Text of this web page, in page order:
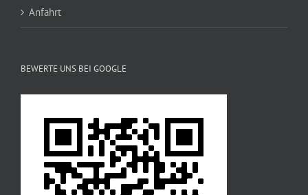
Anfahrt
BEWERTE UNS BEI GOOGLE